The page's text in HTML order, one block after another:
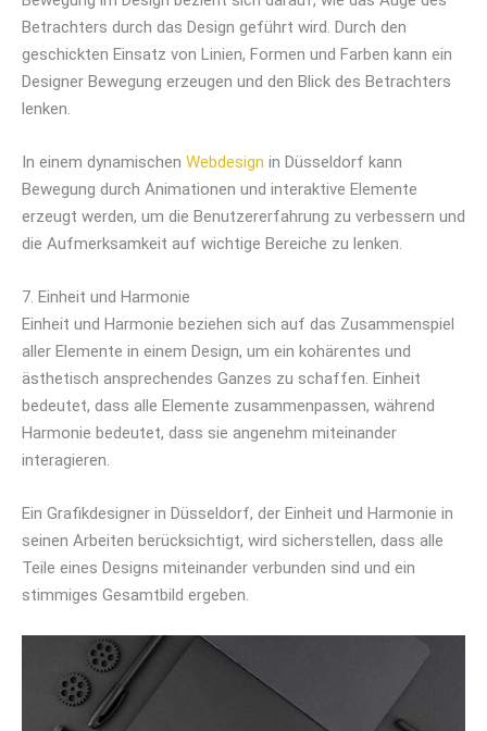
Betrachters durch das Design geführt wird. Durch den
geschickten Einsatz von Linien, Formen und Farben kann ein
Designer Bewegung erzeugen und den Blick des Betrachters
lenken.
In einem dynamischen Webdesign in Düsseldorf kann
Bewegung durch Animationen und interaktive Elemente
erzeugt werden, um die Benutzererfahrung zu verbessern und
die Aufmerksamkeit auf wichtige Bereiche zu lenken.
7. Einheit und Harmonie
Einheit und Harmonie beziehen sich auf das Zusammenspiel
aller Elemente in einem Design, um ein kohärentes und
ästhetisch ansprechendes Ganzes zu schaffen. Einheit
bedeutet, dass alle Elemente zusammenpassen, während
Harmonie bedeutet, dass sie angenehm miteinander
interagieren.
Ein Grafikdesigner in Düsseldorf, der Einheit und Harmonie in
seinen Arbeiten berücksichtigt, wird sicherstellen, dass alle
Teile eines Designs miteinander verbunden sind und ein
stimmiges Gesamtbild ergeben.